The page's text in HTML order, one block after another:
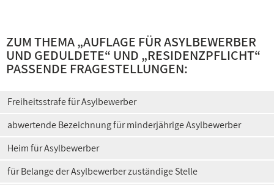
ZUM THEMA „AUFLAGE FÜR ASYLBEWERBER
UND GEDULDETE“ UND „RESIDENZPFLICHT“
PASSENDE FRAGESTELLUNGEN:
Freiheitsstrafe für Asylbewerber
abwertende Bezeichnung für minderjährige Asylbewerber
Heim für Asylbewerber
für Belange der Asylbewerber zuständige Stelle